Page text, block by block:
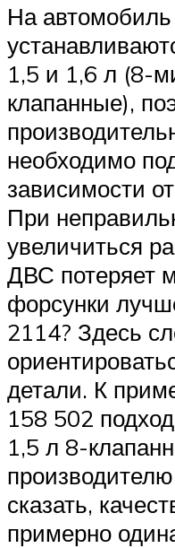
На
1,5 и 1,6 л (8-
клапанные),
необходимо
зависимости
При
увеличиться
ДВС потеряет
форсунки
2114? Здесь
детали. К
158 502
1,5 л 8-
сказать,
примерно